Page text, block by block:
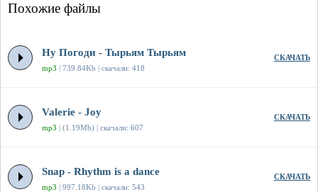
Похожие файлы
Ну Погоди - Тырьям Тырьям
mp3 | 739.84Kb | скачали: 418
СКАЧАТЬ
Valerie - Joy
mp3 | (1.19Mb) | скачали: 607
СКАЧАТЬ
Snap - Rhythm is a dance
mp3 | 997.18Kb | скачали: 543
СКАЧАТЬ